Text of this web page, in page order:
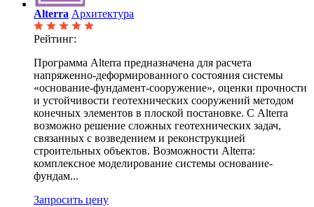
Alterra Архитектура
Рейтинг:
Программа Alterra предназначена для расчета
напряженно-деформированного состояния системы
«основание-фундамент-сооружение», оценки прочности
и устойчивости геотехнических сооружений методом
конечных элементов в плоской постановке. С Alterra
возможно решение сложных геотехнических задач,
связанных с возведением и реконструкцией
строительных объектов. Возможности Alterra:
комплексное моделирование системы основание-
фундам...
Запросить цену